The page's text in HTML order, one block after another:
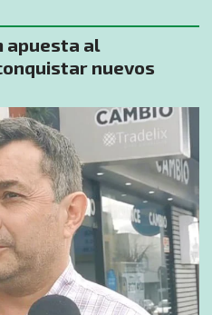
apuesta al
nuevos